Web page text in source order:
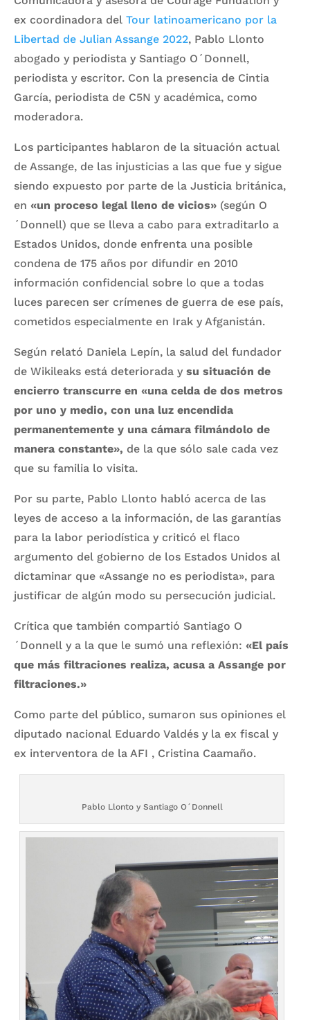
ex coordinadora del Tour latinoamericano por la
Libertad de Julian Assange 2022, Pablo Llonto
abogado y periodista y Santiago O´Donnell,
periodista y escritor. Con la presencia de Cintia
García, periodista de C5N y académica, como
moderadora.
Los participantes hablaron de la situación actual
de Assange, de las injusticias a las que fue y sigue
siendo expuesto por parte de la Justicia británica,
en «un proceso legal lleno de vicios» (según O
´Donnell) que se lleva a cabo para extraditarlo a
Estados Unidos, donde enfrenta una posible
condena de 175 años por difundir en 2010
información confidencial sobre lo que a todas
luces parecen ser crímenes de guerra de ese país,
cometidos especialmente en Irak y Afganistán.
Según relató Daniela Lepín, la salud del fundador
de Wikileaks está deteriorada y su situación de
encierro transcurre en «una celda de dos metros
por uno y medio, con una luz encendida
permanentemente y una cámara filmándolo de
manera constante», de la que sólo sale cada vez
que su familia lo visita.
Por su parte, Pablo Llonto habló acerca de las
leyes de acceso a la información, de las garantías
para la labor periodística y criticó el flaco
argumento del gobierno de los Estados Unidos al
dictaminar que «Assange no es periodista», para
justificar de algún modo su persecución judicial.
Crítica que también compartió Santiago O
´Donnell y a la que le sumó una reflexión: «El país
que más filtraciones realiza, acusa a Assange por
filtraciones.»
Como parte del público, sumaron sus opiniones el
diputado nacional Eduardo Valdés y la ex fiscal y
ex interventora de la AFI , Cristina Caamaño.
Pablo Llonto y Santiago O´Donnell